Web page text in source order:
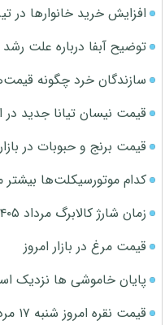
افزایش خرید خانوارها در
توضیح آبفا درباره علت
سازندگان خرد چگونه
قیمت نیسان تیانا جدید در
قیمت برنج و حبوبات در
کدام موتورسیکلت‌ها بیشتر
زمان شارژ کالابرگ مرداد ۱۴۰۵ تغییر کرد
قیمت مرغ در بازار امروز
پایان خاموشی ها نزدیک
قیمت نقره امروز شنبه ۱۷ مرداد ۱۴۰۵